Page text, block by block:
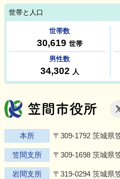
本所 〒309-1792 茨城県
笠間支所 〒309-1698 茨城県
岩間支所 〒319-0294 茨城県